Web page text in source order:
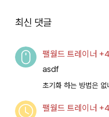
최신 댓글
팰월드 트레이너
asdf
초기화 하는 방법은 없
팰월드 트레이너